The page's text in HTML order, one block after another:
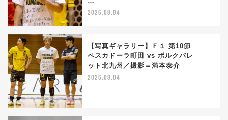
2026.08.04
【写真ギャラリー】Ｆ１ 第10節
ペスカドーラ町田 vs ボルクバレ
ット北九州／撮影＝満本泰介
2026.08.04